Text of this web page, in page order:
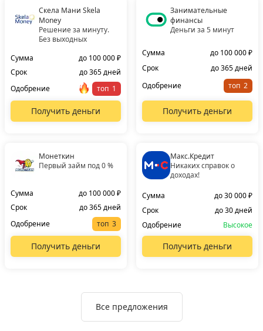
Скела Мани Skela
Money
Решение за минуту.
Без выходных
Сумма
до 100 000 ₽
Срок
до 365 дней
Одобрение
топ
Получить деньги
Занимательные
финансы
Деньги за 5 минут
Сумма
до 100 000 ₽
Срок
до 365 дней
Одобрение
топ
Получить деньги
Монеткин
Первый займ под 0 %
Сумма
до 100 000 ₽
Срок
до 365 дней
Одобрение
топ
Получить деньги
Макс.Кредит
Никаких справок о
доходах!
Сумма
до 30 000 ₽
Срок
до 30 дней
Одобрение
Высокое
Получить деньги
Все предложения